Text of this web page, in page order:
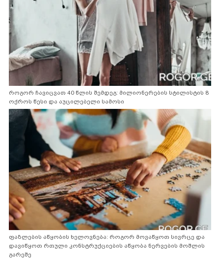
როგორ ჩავიცვათ 40 წლის შემდეგ: მილიონერების სტილისტის 8
ოქროს წესი და აუცილებელი სამოსი
ფაზლების აწყობის ხელოვნება: როგორ მოვაწყოთ სივრცე და
დავიწყოთ რთული კონსტრუქციების აწყობა ნერვების მოშლის
გარეშე